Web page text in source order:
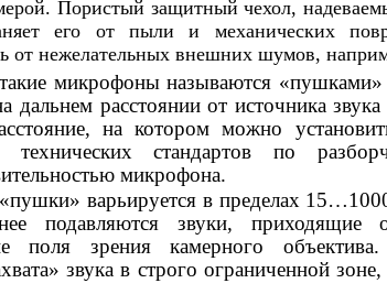
Пористый защитный чехол,
его от пыли и механических
от нежелательных внешних шумов,
такие микрофоны называются
дальнем расстоянии от источника
на котором можно
стандартов по
микрофона.
варьируется в пределах
подавляются звуки, приходящие
поля зрения камерного
звука в строго ограниченной